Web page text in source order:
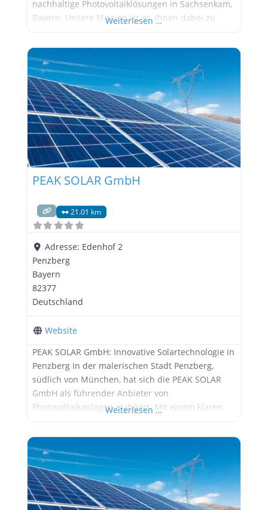
nachhaltige Photovoltaiklösungen in Sachsenkam,
Bayern. Unsere Mission ist es, Ihnen dabei zu
leisten. Mit unserer langjährigen Erfahrung und
unserem Engagement für Qualität bieten wir
maßgeschneiderte
Weiterlesen …
PEAK SOLAR GmbH
21.01 km
Adresse: Edenhof 2
Penzberg
Bayern
82377
Deutschland
Website
PEAK SOLAR GmbH: Innovative Solartechnologie in
Penzberg In der malerischen Stadt Penzberg,
südlich von München, hat sich die PEAK SOLAR
GmbH als führender Anbieter von
Photovoltaikanlagen etabliert. Mit einem klaren
bietet das Unternehmen maßgeschneiderte
Lösungen für private und gewerbliche Kunden. In
diesem Artikel erfahren Sie mehr über die
Geschichte, Dienstleistungen und Visionen der
PEAK SOLAR
Weiterlesen …